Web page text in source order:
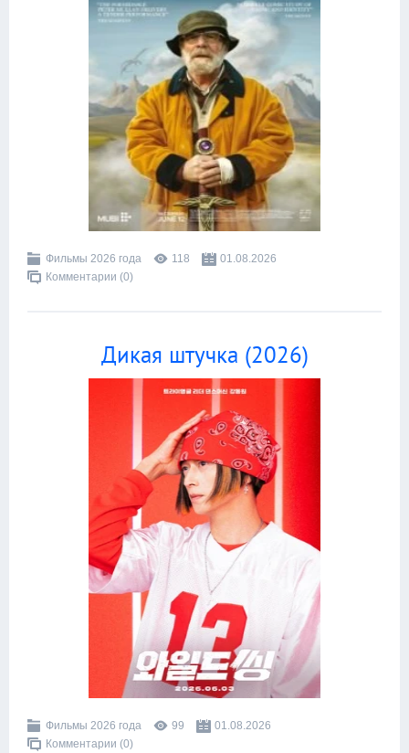
Фильмы 2026 года 118
01.08.2026
Комментарии (0)
Дикая штучка (2026)
Фильмы 2026 года 99
01.08.2026
Комментарии (0)